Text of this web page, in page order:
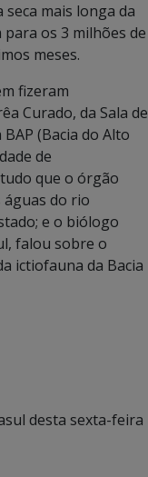
mais longa da
os 3 milhões de
meses.
fizeram
Curado, da Sala de
(Bacia do Alto
de
que o órgão
águas do rio
e o biólogo
falou sobre o
ictiofauna da Bacia
desta sexta-feira